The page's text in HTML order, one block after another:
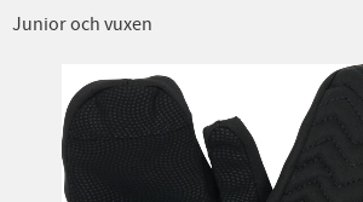
Junior och vuxen